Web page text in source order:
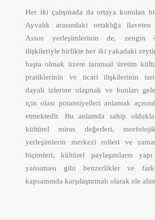
Her iki çalışmada da ortaya konulan
Ayvalık arasındaki ortaklığa
Assos yerleşimlerinin de, zengin
ilişkileriyle birlikte her iki yakadaki
başta olmak üzere tarımsal üretim
pratiklerinin ve ticari ilişkilerinin
dayalı izlerine ulaşmak ve bunları
için olası potansiyelleri anlamak
etmektedir. Bu anlamda sahip
kültürel miras değerleri,
yerleşimlerin merkezi rolleri ve
biçimleri, kültürel paylaşımların
yansıması gibi benzerlikler ve
kapsamında karşılaştırmalı olarak ele